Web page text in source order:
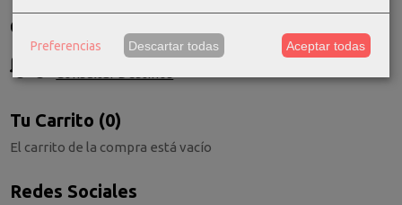
Costes de Envío
GRATIS *
Tu Carrito (0)
El carrito de la compra está vacío
Redes Sociales
Preferencias Descartar todas Aceptar todas